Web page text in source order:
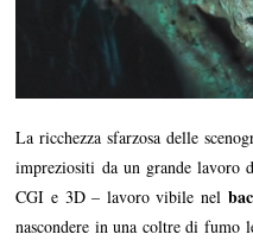
La ricchezza sfarzosa delle
impreziositi da un grande
CGI e 3D – lavoro vibile nel
nascondere in una coltre di fumo